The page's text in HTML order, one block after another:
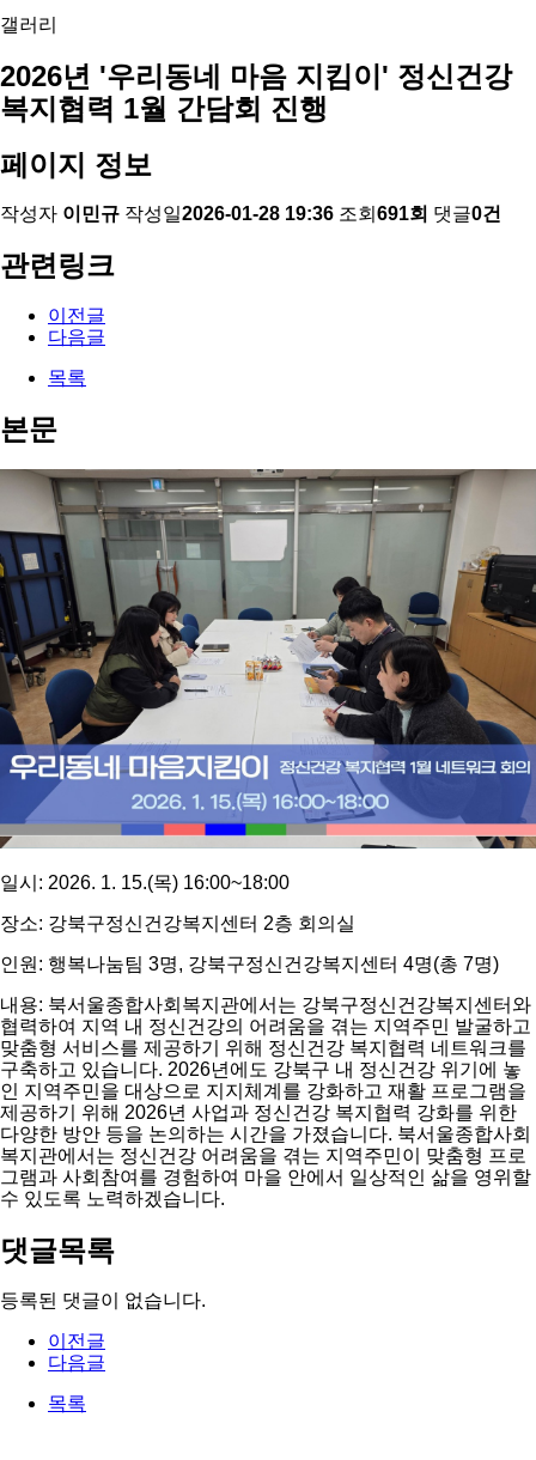
갤러리
2026년 '우리동네 마음 지킴이' 정신건강
복지협력 1월 간담회 진행
페이지 정보
작성자 이민규 작성일2026-01-28 19:36 조회 691회 댓글0건
관련링크
이전글
다음글
목록
본문
일시: 2026. 1. 15.(목) 16:00~18:00
장소: 강북구정신건강복지센터 2층 회의실
인원: 행복나눔팀 3명, 강북구정신건강복지센터 4명(총 7명)
내용: 북서울종합사회복지관에서는 강북구정신건강복지센터와
협력하여 지역 내 정신건강의 어려움을 겪는 지역주민 발굴하고
맞춤형 서비스를 제공하기 위해 정신건강 복지협력 네트워크를
구축하고 있습니다. 2026년에도 강북구 내 정신건강 위기에 놓
인 지역주민을 대상으로 지지체계를 강화하고 재활 프로그램을
제공하기 위해 2026년 사업과 정신건강 복지협력 강화를 위한
다양한 방안 등을 논의하는 시간을 가졌습니다. 북서울종합사회
복지관에서는 정신건강 어려움을 겪는 지역주민이 맞춤형 프로
그램과 사회참여를 경험하여 마을 안에서 일상적인 삶을 영위할
수 있도록 노력하겠습니다.
댓글목록
등록된 댓글이 없습니다.
이전글
다음글
목록